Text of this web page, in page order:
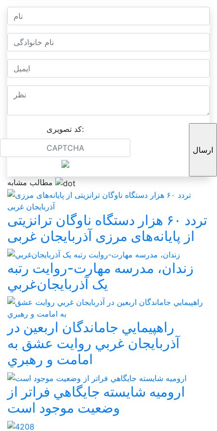
کد تصویری:
تردد ۶۰ هزار دستگاه ناوگان ترانزیتی
از پایانه‌های مرزی آذربایجان ‌غربی
زندان، مدرسه مهارت-روايت رتبه
يک آذربايجان‌غربي
راهپيمايي جاماندگان اربعين در
آذربايجان غربي روايت عشق به
امامت و رهبري
اروميه شايسته جايگاهي فراتر از
وضعيت موجود است